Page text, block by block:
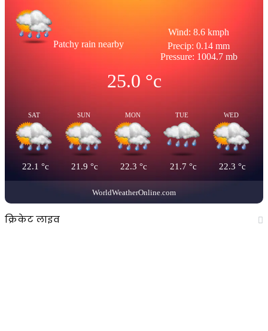
Patchy rain nearby
Wind: 8.6 kmph
Precip: 0.14 mm
Pressure: 1004.7 mb
25.0°c
SAT
22.1 °c
SUN
21.9 °c
MON
22.3 °c
TUE
21.7 °c
WED
22.3 °c
WorldWeatherOnline.com
क्रिकेट लाइव